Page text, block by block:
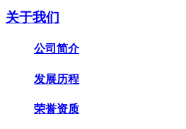
关于我们
公司简介
发展历程
荣誉资质